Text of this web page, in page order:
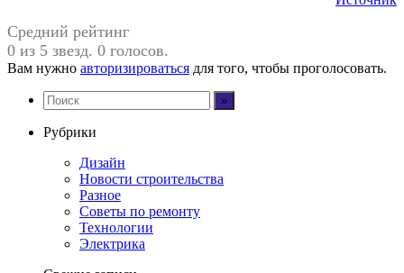
Средний рейтинг
0 из 5 звезд. 0 голосов.
Вам нужно авторизироваться для того, чтобы проголосовать.
Рубрики
Дизайн
Новости строительства
Разное
Советы по ремонту
Технологии
Электрика